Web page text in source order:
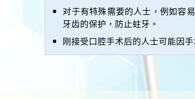
对于有特殊需要的人士，例如容
牙齿的保护，防止蛀牙。
刚接受口腔手术后的人士可能因